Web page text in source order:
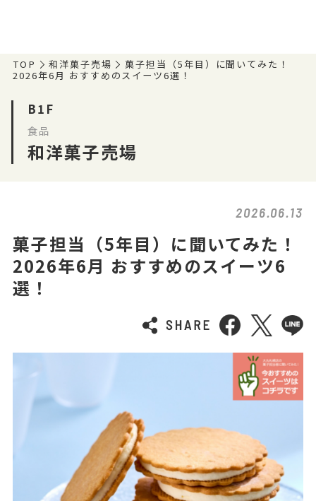
TOP 和洋菓子売場
菓子担当（5年目）に聞いてみた！
2026年6月 おすすめのスイーツ6選！
B1F
食品
和洋菓子売場
2026.06.13
菓子担当（5年目）に聞いてみた！
2026年6月 おすすめのスイーツ6
選！